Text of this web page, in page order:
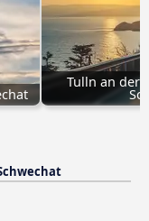
Tulln an der